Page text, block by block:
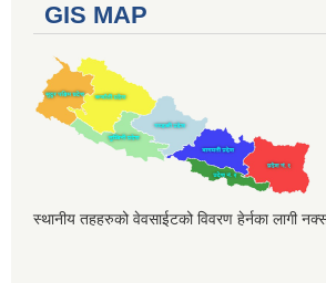
GIS MAP
स्थानीय तहहरुको वेवसाईटको विवरण हेर्नका लागी